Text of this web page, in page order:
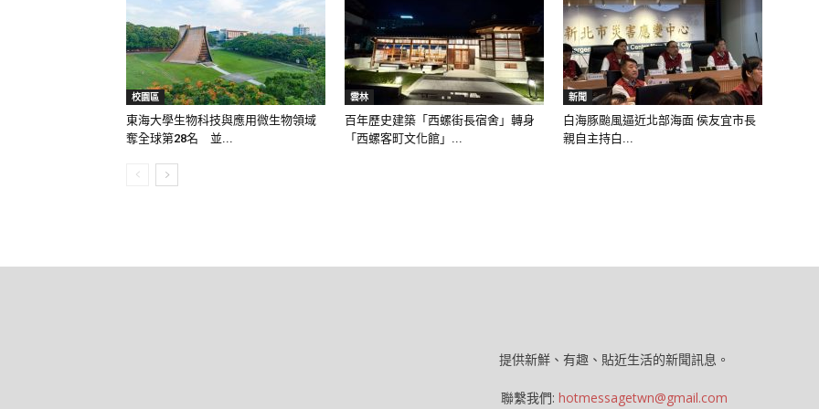
校園區
東海大學生物科技與應用微生物領域
奪全球第28名 並...
雲林
百年歷史建築「西螺街長宿舍」轉身
「西螺客町文化館」...
新聞
白海豚颱風逼近北部海面 侯友宜市長
親自主持白...
提供新鮮、有趣、貼近生活的新聞訊息。
聯繫我們: hotmessagetwn@gmail.com